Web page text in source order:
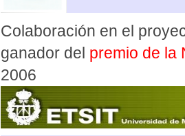
Colaboración en el
ganador del premio de la
2006